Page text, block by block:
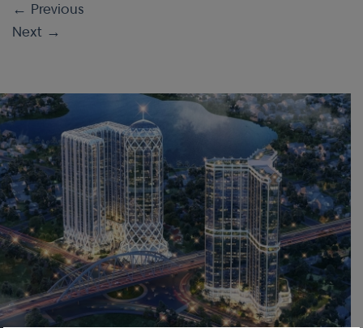
← Previous
Next →